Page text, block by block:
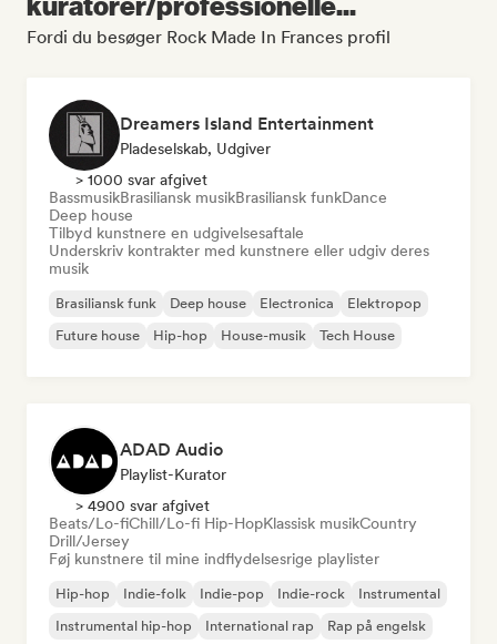
Fordi du besøger Rock Made In Frances profil
Dreamers Island Entertainment
Pladeselskab, Udgiver
> 1000 svar afgivet
BassmusikBrasiliansk musikBrasiliansk funkDance
Deep house
Tilbyd kunstnere en udgivelsesaftale
Underskriv kontrakter med kunstnere eller udgiv deres
musik
Brasiliansk funk Deep house Electronica
Elektropop
Future house
Hip-hop House-musik Tech House
ADAD Audio
Playlist-Kurator
> 4900 svar afgivet
Beats/Lo-fiChill/Lo-fi Hip-HopKlassisk musikCountry
Drill/Jersey
Føj kunstnere til mine indflydelsesrige playlister
Hip-hop Indie-folk Indie-pop Indie-rock
Instrumental
Instrumental hip-hop
International rap Rap på engelsk